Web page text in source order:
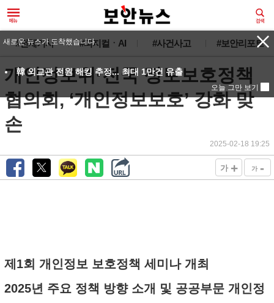
#전체기사 #피지컬ㆍAI #사건사고 #보안리포트
개인정보위·전국 정보보호정책
협의회, ‘개인정보보호’ 강화 맞
손
2025-02-18 19:25
가 + 가 -
제1회 개인정보 보호정책 세미나 개최
2025년 주요 정책 방향 소개 및 공공부문 개인정
새로운 뉴스가 도착했습니다.
韓 외교관 전원 해킹 추정... 최대 1만건 유출
오늘 그만 보기